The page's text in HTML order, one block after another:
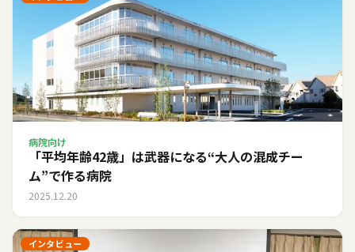
病院向け
「平均年齢42歳」は武器になる――“大人の混成チー
ム”で作る病院
2025.12.20
インタビュー